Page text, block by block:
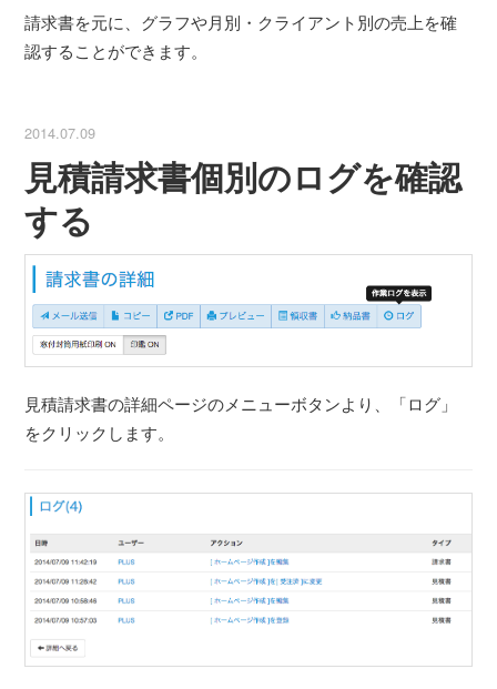
請求書を元に、グラフや月別・クライアント別の売上を確
認することができます。
2014.07.09
見積請求書個別のログを確認
する
見積請求書の詳細ページのメニューボタンより、「ログ」
をクリックします。